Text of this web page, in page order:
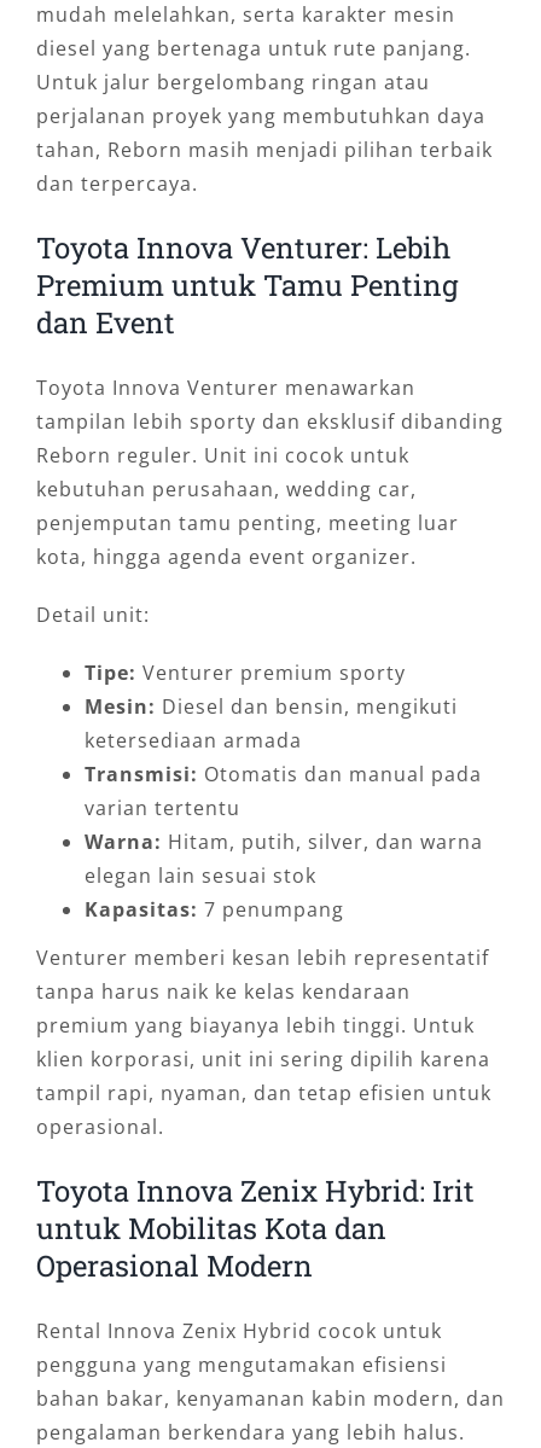
mudah melelahkan, serta karakter mesin
diesel yang bertenaga untuk rute panjang.
Untuk jalur bergelombang ringan atau
perjalanan proyek yang membutuhkan daya
tahan, Reborn masih menjadi pilihan terbaik
dan terpercaya.
Toyota Innova Venturer: Lebih
Premium untuk Tamu Penting
dan Event
Toyota Innova Venturer menawarkan
tampilan lebih sporty dan eksklusif dibanding
Reborn reguler. Unit ini cocok untuk
kebutuhan perusahaan, wedding car,
penjemputan tamu penting, meeting luar
kota, hingga agenda event organizer.
Detail unit:
Tipe: Venturer premium sporty
Mesin: Diesel dan bensin, mengikuti
ketersediaan armada
Transmisi: Otomatis dan manual pada
varian tertentu
Warna: Hitam, putih, silver, dan warna
elegan lain sesuai stok
Kapasitas: 7 penumpang
Venturer memberi kesan lebih representatif
tanpa harus naik ke kelas kendaraan
premium yang biayanya lebih tinggi. Untuk
klien korporasi, unit ini sering dipilih karena
tampil rapi, nyaman, dan tetap efisien untuk
operasional.
Toyota Innova Zenix Hybrid: Irit
untuk Mobilitas Kota dan
Operasional Modern
Rental Innova Zenix Hybrid cocok untuk
pengguna yang mengutamakan efisiensi
bahan bakar, kenyamanan kabin modern, dan
pengalaman berkendara yang lebih halus.